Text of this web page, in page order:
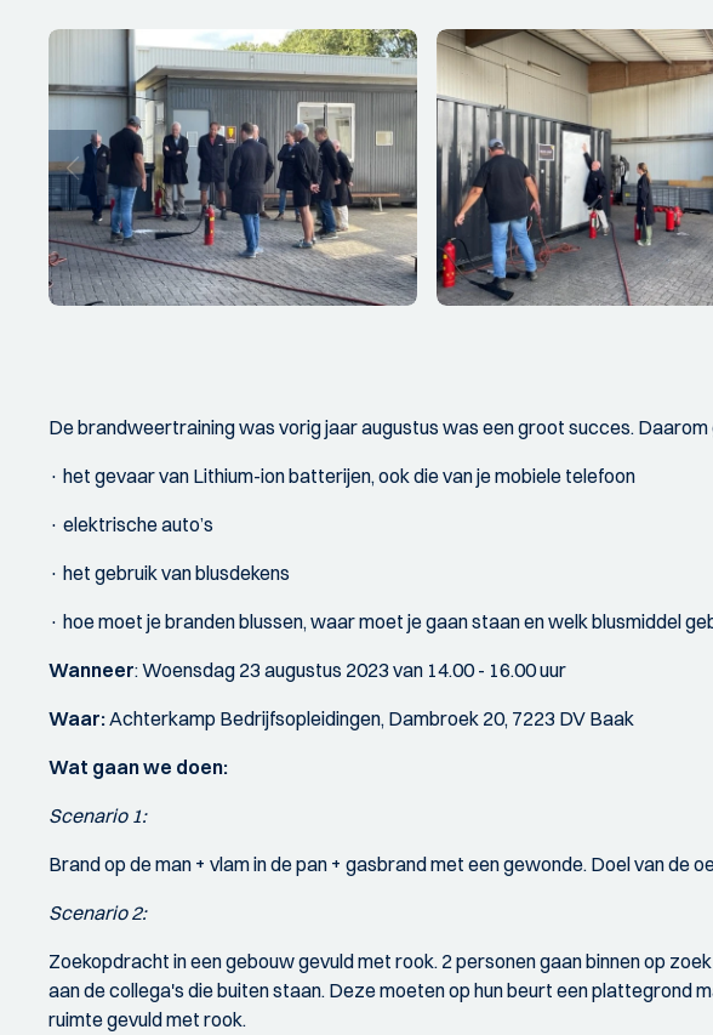
De brandweertraining was vorig jaar augustus was een groot succes.
· het gevaar van Lithium-ion batterijen, ook die van je mobiele telefoon
· elektrische auto’s
· het gebruik van blusdekens
· hoe moet je branden blussen, waar moet je gaan staan en welk blusmiddel
Wanneer: Woensdag 23 augustus 2023 van 14.00 - 16.00 uur
Waar:Achterkamp Bedrijfsopleidingen, Dambroek 20, 7223 DV Baak
Wat gaan we doen:
Scenario 1:
Brand op de man + vlam in de pan + gasbrand met een gewonde. Doel van de
Scenario 2:
Zoekopdracht in een gebouw gevuld met rook. 2 personen gaan binnen op
aan de collega's die buiten staan. Deze moeten op hun beurt een plattegrond
ruimte gevuld met rook.